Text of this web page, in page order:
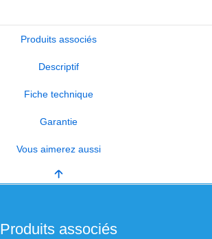
Produits associés
Descriptif
Fiche technique
Garantie
Vous aimerez aussi
Produits associés